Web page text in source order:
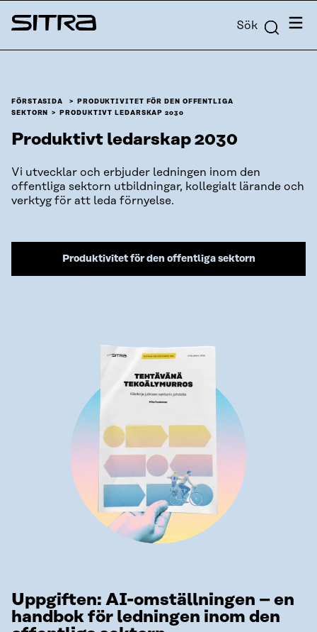
Skip to
content
Sitra Sök Meny
FÖRSTASIDA
PRODUKTIVITET FÖR DEN OFFENTLIGA
SEKTORN
PRODUKTIVT LEDARSKAP 2030
Produktivt ledarskap 2030
Vi utvecklar och erbjuder ledningen inom den
offentliga sektorn utbildningar, kollegialt lärande och
verktyg för att leda förnyelse.
Produktivitet för den offentliga sektorn
Uppgiften: AI-omställningen – en
handbok för ledningen inom den